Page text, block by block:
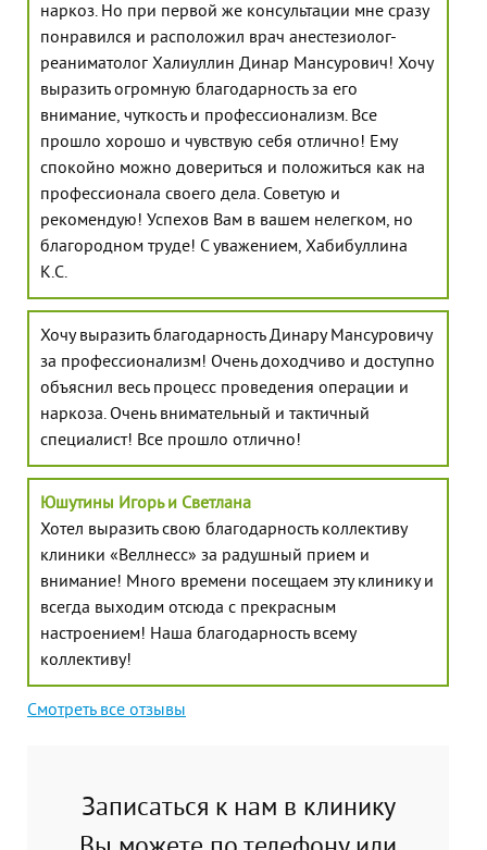
наркоз. Но при первой же консультации мне сразу
понравился и расположил врач анестезиолог-
реаниматолог Халиуллин Динар Мансурович! Хочу
выразить огромную благодарность за его
внимание, чуткость и профессионализм. Все
прошло хорошо и чувствую себя отлично! Ему
спокойно можно довериться и положиться как на
профессионала своего дела. Советую и
рекомендую! Успехов Вам в вашем нелегком, но
благородном труде! С уважением, Хабибуллина
К.С.
Хочу выразить благодарность Динару Мансуровичу
за профессионализм! Очень доходчиво и доступно
объяснил весь процесс проведения операции и
наркоза. Очень внимательный и тактичный
специалист! Все прошло отлично!
Юшутины Игорь и Светлана
Хотел выразить свою благодарность коллективу
клиники «Веллнесс» за радушный прием и
внимание! Много времени посещаем эту клинику и
всегда выходим отсюда с прекрасным
настроением! Наша благодарность всему
коллективу!
Смотреть все отзывы
Записаться к нам в клинику